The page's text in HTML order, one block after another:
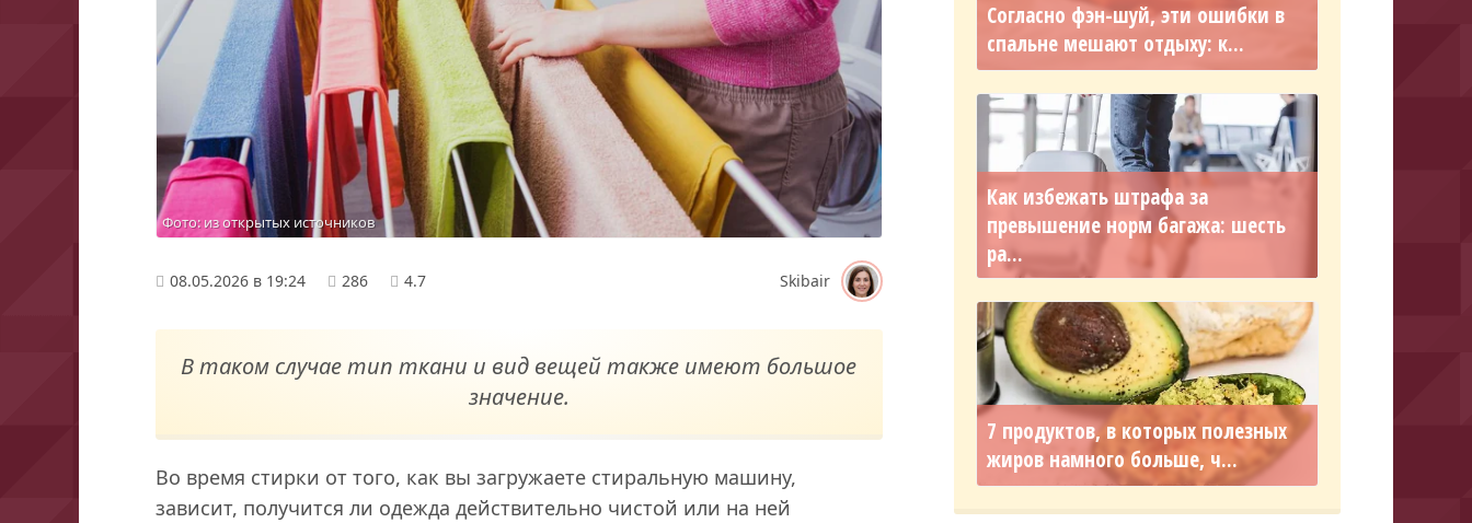
Фото: из открытых источников
08.05.2026 в 19:24 286 4.7 Skibair
В таком случае тип ткани и вид вещей также имеют большое
значение.
Во время стирки от того, как вы загружаете стиральную машину,
зависит, получится ли одежда действительно чистой или на ней
Согласно фэн-шуй, эти ошибки в
спальне мешают отдыху: к...
Как избежать штрафа за
превышение норм багажа: шесть
ра...
7 продуктов, в которых полезных
жиров намного больше, ч...